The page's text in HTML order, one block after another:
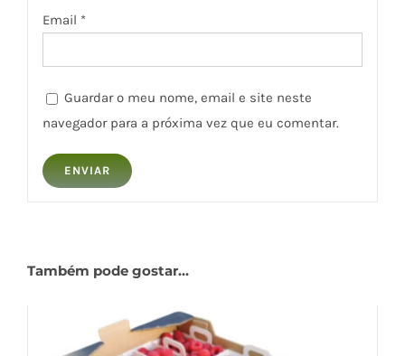
Email *
Guardar o meu nome, email e site neste
navegador para a próxima vez que eu comentar.
Também pode gostar…